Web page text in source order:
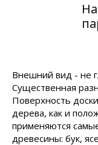
Внешний вид - не
Существенная
Поверхность
дерева, как и
применяются
древесины: бук,